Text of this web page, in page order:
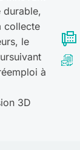
durable,
collecte
le
à
3D